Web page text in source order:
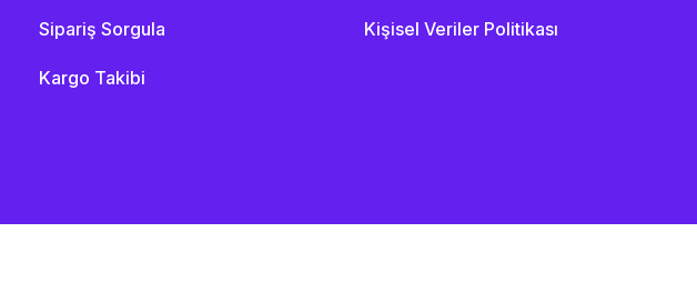
Sipariş Sorgula
Kargo Takibi
Kişisel Veriler Politikası